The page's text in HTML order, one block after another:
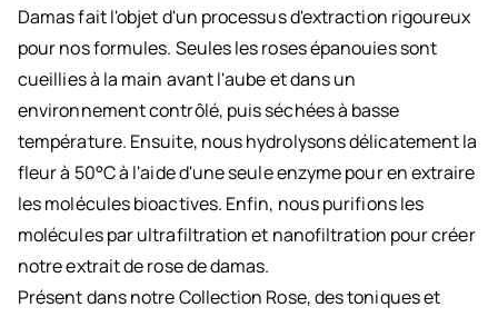
Damas fait l'objet d'un processus d'extraction rigoureux
pour nos formules. Seules les roses épanouies sont
cueillies à la main avant l'aube et dans un
environnement contrôlé, puis séchées à basse
température. Ensuite, nous hydrolysons délicatement la
fleur à 50°C à l'aide d'une seule enzyme pour en extraire
les molécules bioactives. Enfin, nous purifions les
molécules par ultrafiltration et nanofiltration pour créer
notre extrait de rose de damas.
Présent dans notre Collection Rose, des toniques et